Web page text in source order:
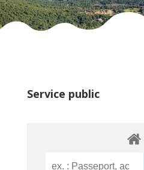
Service public